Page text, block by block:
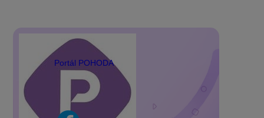
Portál POHODA